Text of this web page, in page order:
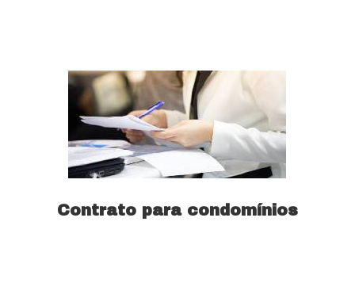
Contrato para condomínios